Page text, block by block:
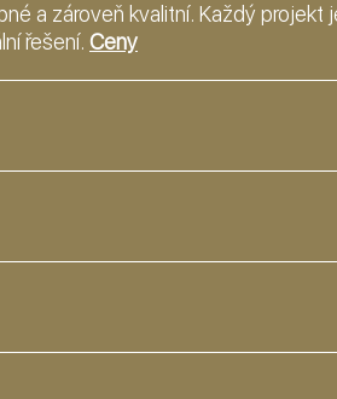
a zároveň kvalitní. Každý projekt
řešení. Ceny